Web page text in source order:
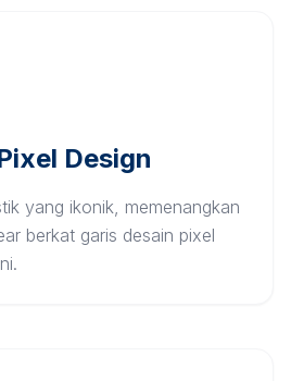
Design
yang ikonik, memenangkan
berkat garis desain pixel